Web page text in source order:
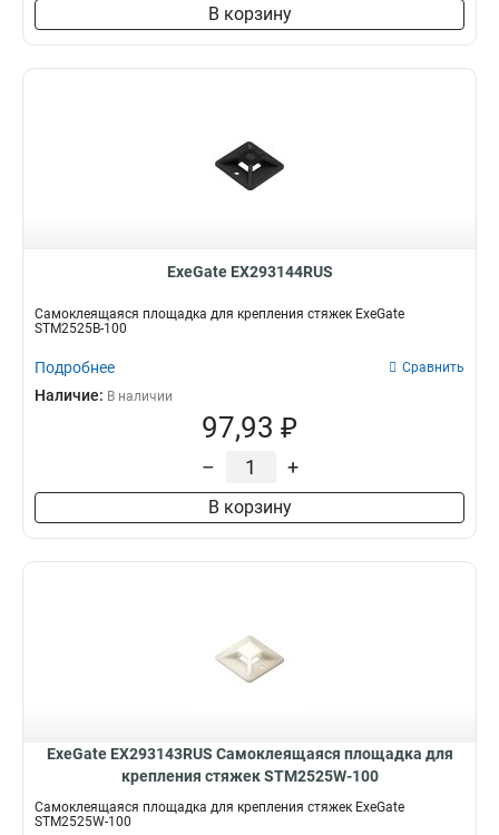
В корзину
ExeGate EX293144RUS
Самоклеящаяся площадка для крепления стяжек ExeGate
STM2525B-100
Подробнее Сравнить
Наличие: В наличии
97,93 ₽
– +
В корзину
ExeGate EX293143RUS Самоклеящаяся площадка для
крепления стяжек STM2525W-100
Самоклеящаяся площадка для крепления стяжек ExeGate
STM2525W-100